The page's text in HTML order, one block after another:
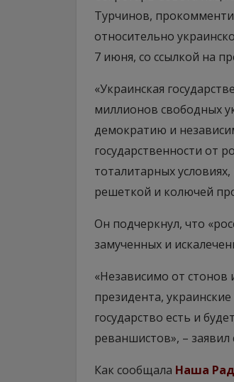
Турчинов,
относительно
7 июня, со ссылкой на
«Украинская
миллионов свободных
демократию и
государственности от
тоталитарных
решеткой и колючей
Он подчеркнул, что
замученных и
«Независимо от стонов
президента,
государство есть и
реваншистов», –
Как сообщала Наша